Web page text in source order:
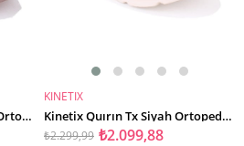
Kinetix Twıster Tx w Beyaz Ortopedik Günlük Kadın Spor Ayakkabı
SEPETE EKLE
KINETIX
Kinetix Quırın Tx Siyah Ortopedik Günlük Erkek Spor Ayakkabı
₺2.099,88
₺2.299,99